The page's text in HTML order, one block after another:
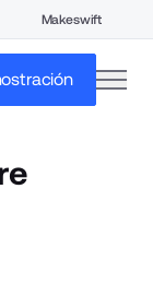
Makeswift